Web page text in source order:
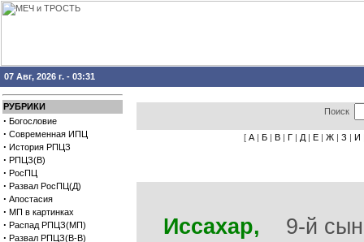
07 Авг, 2026 г. - 03:31
РУБРИКИ
· Богословие
· Современная ИПЦ
· История РПЦЗ
· РПЦЗ(В)
· РосПЦ
· Развал РосПЦ(Д)
· Апостасия
· МП в картинках
· Распад РПЦЗ(МП)
· Развал РПЦЗ(В-В)
Поиск
[ А | Б | В | Г | Д | Е | Ж | З | И
Иссахар, 9-й сын